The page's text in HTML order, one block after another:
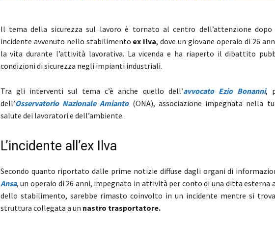
Il tema della sicurezza sul lavoro è tornato al centro dell’attenzione
incidente avvenuto nello stabilimento ex Ilva, dove un giovane operaio di 26
la vita durante l’attività lavorativa. La vicenda e ha riaperto il dibattito
condizioni di sicurezza negli impianti industriali.
Tra gli interventi sul tema c’è anche quello dell’avvocato Ezio Bonanni,
dell’Osservatorio Nazionale Amianto(ONA), associazione impegnata nella
salute dei lavoratori e dell’ambiente.
L’incidente all’ex Ilva
Secondo quanto riportato dalle prime notizie diffuse dagli organi di
Ansa, un operaio di 26 anni, impegnato in attività per conto di una ditta esterna
dello stabilimento, sarebbe rimasto coinvolto in un incidente mentre si
struttura collegata a un nastro trasportatore.